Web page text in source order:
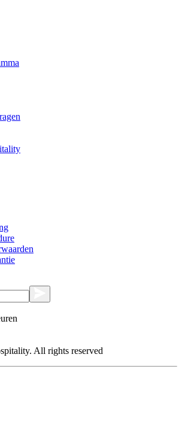
All rights reserved